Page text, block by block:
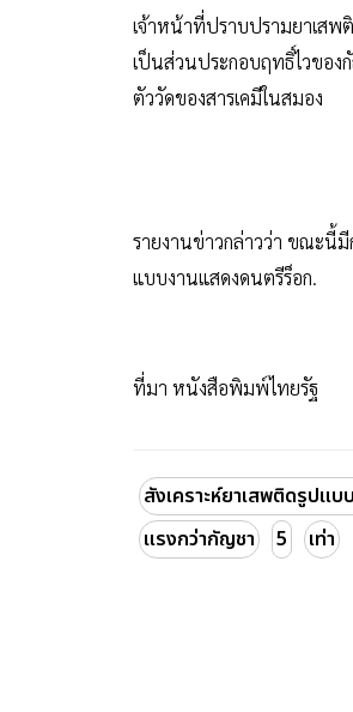
เจ้าหน้าที่ปราบปรามยาเสพ
เป็นส่วนประกอบฤทธิ์ไวของ
ตัววัดของสารเคมีในสมอง
รายงานข่าวกล่าวว่า ขณะนี้
แบบงานแสดงดนตรีร็อก.
ที่มา หนังสือพิมพ์ไทยรัฐ
สังเคราะห์ยาเสพติดรูปแ
แรงกว่ากัญชา
5 เท่า